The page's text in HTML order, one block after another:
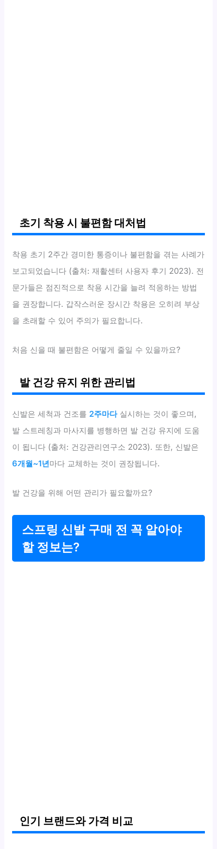
초기 착용 시 불편함 대처법
착용 초기 2주간 경미한 통증이나 불편함을 겪는 사례가
보고되었습니다 (출처: 재활센터 사용자 후기 2023). 전
문가들은 점진적으로 착용 시간을 늘려 적응하는 방법
을 권장합니다. 갑작스러운 장시간 착용은 오히려 부상
을 초래할 수 있어 주의가 필요합니다.
처음 신을 때 불편함은 어떻게 줄일 수 있을까요?
발 건강 유지 위한 관리법
신발은 세척과 건조를 2주마다실시하는 것이 좋으며,
발 스트레칭과 마사지를 병행하면 발 건강 유지에 도움
이 됩니다 (출처: 건강관리연구소 2023). 또한, 신발은
6개월~1년마다 교체하는 것이 권장됩니다.
발 건강을 위해 어떤 관리가 필요할까요?
스프링 신발 구매 전 꼭 알아야
할 정보는?
인기 브랜드와 가격 비교